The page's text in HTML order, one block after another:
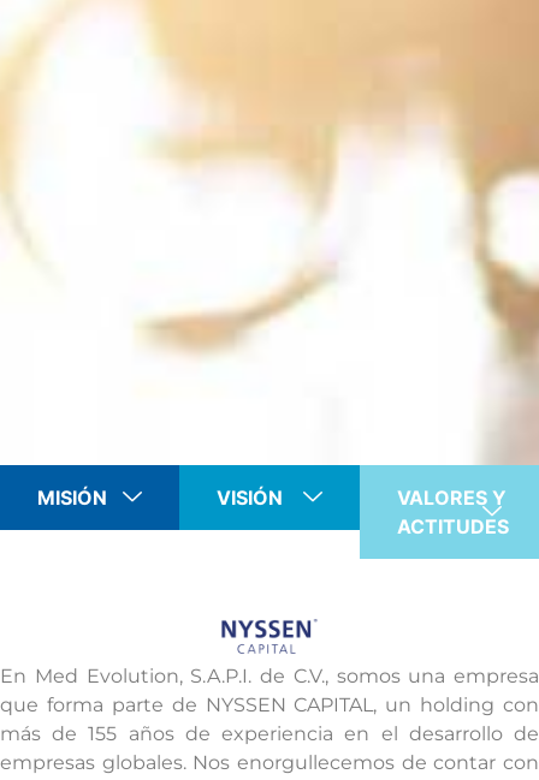
MISIÓN VISIÓN
VALORES Y
ACTITUDES
En Med Evolution, S.A.P.I. de C.V., somos una empresa
que forma parte de NYSSEN CAPITAL, un holding con
más de 155 años de experiencia en el desarrollo de
empresas globales. Nos enorgullecemos de contar con